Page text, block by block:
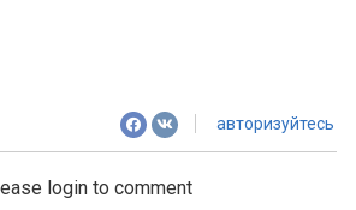
авторизуйтесь
login to comment